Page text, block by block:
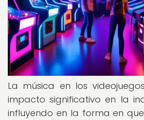
La música en los
impacto significativo en la
influyendo en la forma en